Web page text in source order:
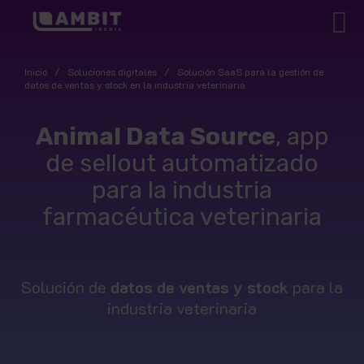
Inicio / Soluciones digitales /
Solución SaaS para la gestión de
datos de ventas y stock en la industria veterinaria
Animal Data Source, app
de sellout automatizado
para la industria
farmacéutica veterinaria
Solución de datos de ventas y stock para la
industria veterinaria